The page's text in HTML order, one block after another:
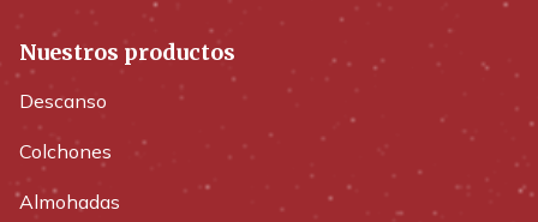
Nuestros productos
Descanso
Colchones
Almohadas